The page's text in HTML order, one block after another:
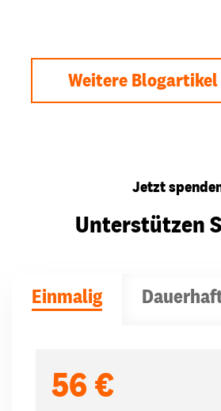
Weitere Blogartikel
Jetzt
Unterstützen
Einmalig
56 €